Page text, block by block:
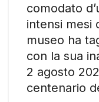
comodato
intensi mesi
museo ha
con la sua
2 agosto
centenario